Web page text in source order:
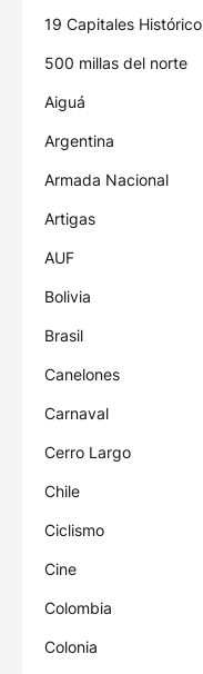
19 Capitales Histórico
500 millas del norte
Aiguá
Argentina
Armada Nacional
Artigas
AUF
Bolivia
Brasil
Canelones
Carnaval
Cerro Largo
Chile
Ciclismo
Cine
Colombia
Colonia